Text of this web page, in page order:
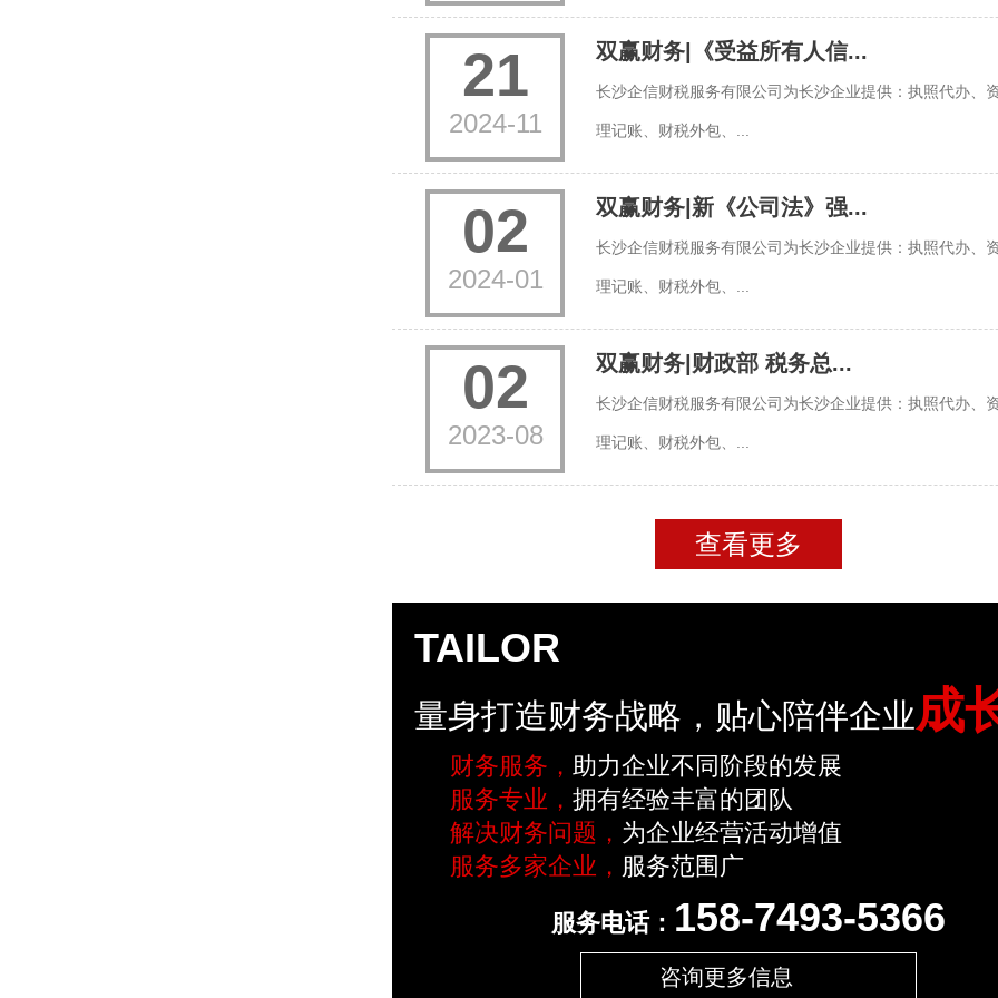
21
2024-11
双赢财务|《受益所有人信...
长沙企信财税服务有限公司为长沙企业提供：执照代办、
理记账、财税外包、...
02
2024-01
双赢财务|新《公司法》强...
长沙企信财税服务有限公司为长沙企业提供：执照代办、
理记账、财税外包、...
02
2023-08
双赢财务|财政部 税务总...
长沙企信财税服务有限公司为长沙企业提供：执照代办、
理记账、财税外包、...
查看更多
TAILOR
量身打造财务战略，贴心陪伴企业成
财务服务， 助力企业不同阶段的发展
服务专业， 拥有经验丰富的团队
解决财务问题， 为企业经营活动增值
服务多家企业， 服务范围广
服务电话： 158-7493-5366
咨询更多信息